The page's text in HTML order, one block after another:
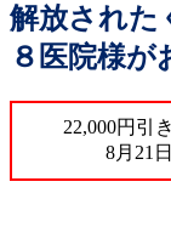
解放された
８医院様が
22,000円引
8月21